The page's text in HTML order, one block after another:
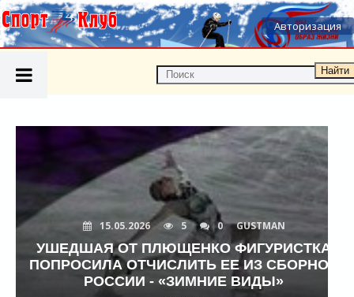
Авторизация
Найти
15.05.2026 5 0 GUSTMAN
УШЕДШАЯ ОТ ПЛЮЩЕНКО ФИГУРИСТКА
ПОПРОСИЛА ОТЧИСЛИТЬ ЕЕ ИЗ СБОРНОЙ
РОССИИ - «ЗИМНИЕ ВИДЫ»